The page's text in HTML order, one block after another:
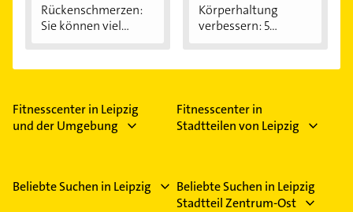
Rückenschmerzen:
Sie können viel...
Körperhaltung
verbessern: 5
Fitnesscenter in Leipzig
und der Umgebung
Fitnesscenter in
Stadtteilen von Leipzig
Beliebte Suchen in Leipzig
Beliebte Suchen in Leipzig
Stadtteil Zentrum-Ost